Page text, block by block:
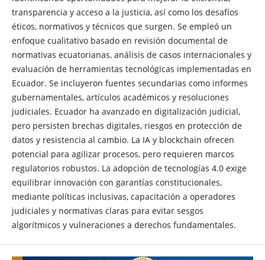
transparencia y acceso a la justicia, así como los desafíos
éticos, normativos y técnicos que surgen. Se empleó un
enfoque cualitativo basado en revisión documental de
normativas ecuatorianas, análisis de casos internacionales y
evaluación de herramientas tecnológicas implementadas en
Ecuador. Se incluyeron fuentes secundarias como informes
gubernamentales, artículos académicos y resoluciones
judiciales. Ecuador ha avanzado en digitalización judicial,
pero persisten brechas digitales, riesgos en protección de
datos y resistencia al cambio. La IA y blockchain ofrecen
potencial para agilizar procesos, pero requieren marcos
regulatorios robustos. La adopción de tecnologías 4.0 exige
equilibrar innovación con garantías constitucionales,
mediante políticas inclusivas, capacitación a operadores
judiciales y normativas claras para evitar sesgos
algorítmicos y vulneraciones a derechos fundamentales.